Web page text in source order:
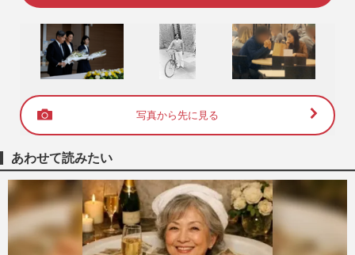
写真から先に見る
あわせて読みたい